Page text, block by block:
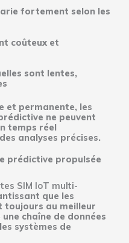
fortement selon les
coûteux et
sont lentes,
et permanente, les
ne peuvent
temps réel
analyses précises.
prédictive propulsée
SIM IoT multi-
que les
toujours au meilleur
chaîne de données
systèmes de